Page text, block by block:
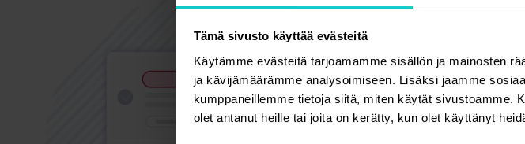
Tämä sivusto käyttää evästeitä
Käytämme evästeitä tarjoamamme sisällön ja mainosten
ja kävijämäärämme analysoimiseen. Lisäksi jaamme
kumppaneillemme tietoja siitä, miten käytät sivustoamme.
olet antanut heille tai joita on kerätty, kun olet käyttänyt